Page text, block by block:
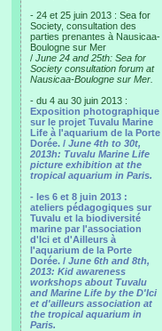
- 24 et 25 juin 2013 : Sea for
Society, consultation des
parties prenantes à Nausicaa-
Boulogne sur Mer
/ June 24 and 25th: Sea for
Society consultation forum at
Nausicaa-Boulogne sur Mer.
- du 4 au 30 juin 2013 :
Exposition photographique
sur le projet Tuvalu Marine
Life à l'aquarium de la Porte
Dorée. / June 4th to 30t,
2013h: Tuvalu Marine Life
picture exhibition at the
tropical aquarium in Paris.
- les 6 et 8 juin 2013 :
ateliers pédagogiques sur
Tuvalu et la biodiversité
marine par l'association
d'Ici et d'Ailleurs à
l'aquarium de la Porte
Dorée. / June 6th and 8th,
2013: Kid awareness
workshops about Tuvalu
and Marine Life by the D'Ici
et d'ailleurs association at
the tropical aquarium in
Paris.